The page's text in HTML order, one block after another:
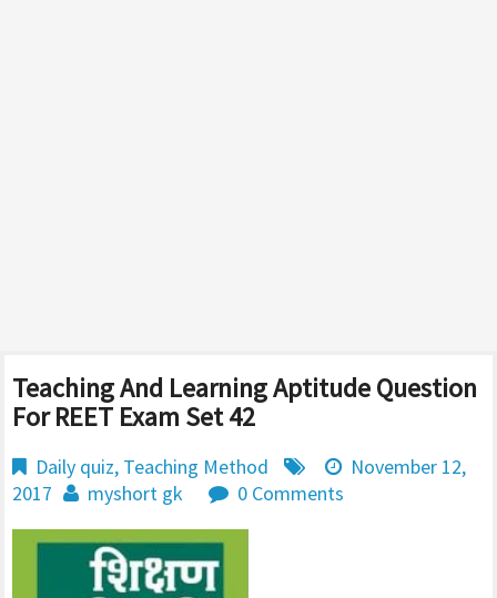
Teaching And Learning Aptitude Question
For REET Exam Set 42
Daily quiz, Teaching Method
November 12,
2017
myshort gk 0 Comments